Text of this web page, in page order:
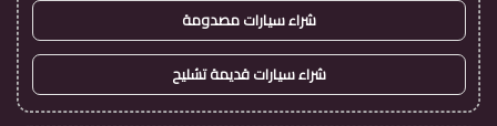
شراء سيارات مصدومة
شراء سيارات قديمة تشليح